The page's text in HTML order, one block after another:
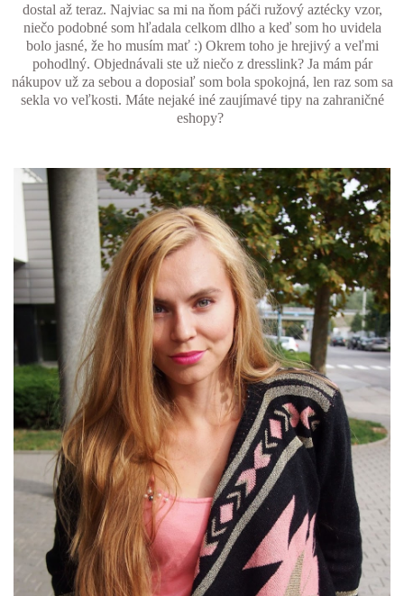
dostal až teraz. Najviac sa mi na ňom páči ružový aztécky vzor,
niečo podobné som hľadala celkom dlho a keď som ho uvidela
bolo jasné, že ho musím mať :) Okrem toho je hrejivý a veľmi
pohodlný. Objednávali ste už niečo z dresslink? Ja mám pár
nákupov už za sebou a doposiaľ som bola spokojná, len raz som sa
sekla vo veľkosti. Máte nejaké iné zaujímavé tipy na zahraničné
eshopy?